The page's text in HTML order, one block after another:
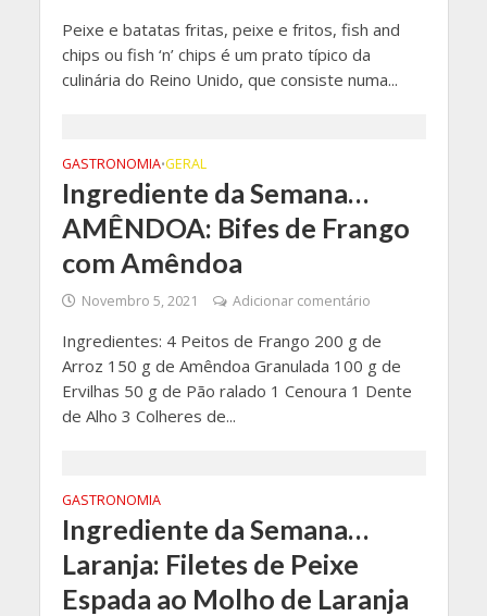
Peixe e batatas fritas, peixe e fritos, fish and
chips ou fish ‘n’ chips é um prato típico da
culinária do Reino Unido, que consiste numa...
GASTRONOMIA•GERAL
Ingrediente da Semana…
AMÊNDOA: Bifes de Frango
com Amêndoa
Novembro 5, 2021 Adicionar comentário
Ingredientes: 4 Peitos de Frango 200 g de
Arroz 150 g de Amêndoa Granulada 100 g de
Ervilhas 50 g de Pão ralado 1 Cenoura 1 Dente
de Alho 3 Colheres de...
GASTRONOMIA
Ingrediente da Semana…
Laranja: Filetes de Peixe
Espada ao Molho de Laranja